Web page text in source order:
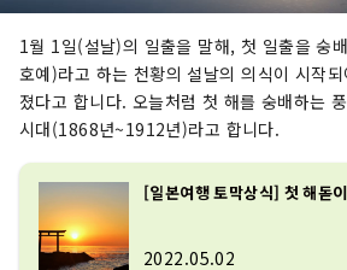
1월 1일(설날)의 일출을 말해, 첫 일출을 숭
호예)라고 하는 천황의 설날의 의식이 시작
졌다고 합니다. 오늘처럼 첫 해를 숭배하는
시대(1868년~1912년)라고 합니다.
[일본여행 토막상식] 첫 해돋
2022.05.02